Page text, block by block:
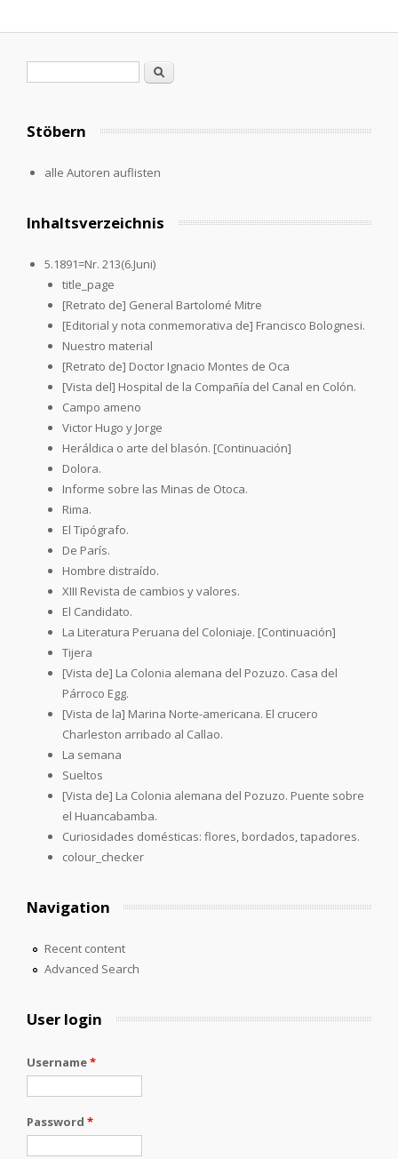
Search
Stöbern
alle Autoren auflisten
Inhaltsverzeichnis
5.1891=Nr. 213(6.Juni)
title_page
[Retrato de] General Bartolomé Mitre
[Editorial y nota conmemorativa de] Francisco Bolognesi.
Nuestro material
[Retrato de] Doctor Ignacio Montes de Oca
[Vista del] Hospital de la Compañía del Canal en Colón.
Campo ameno
Victor Hugo y Jorge
Heráldica o arte del blasón. [Continuación]
Dolora.
Informe sobre las Minas de Otoca.
Rima.
El Tipógrafo.
De París.
Hombre distraído.
XIII Revista de cambios y valores.
El Candidato.
La Literatura Peruana del Coloniaje. [Continuación]
Tijera
[Vista de] La Colonia alemana del Pozuzo. Casa del
Párroco Egg.
[Vista de la] Marina Norte-americana. El crucero
Charleston arribado al Callao.
La semana
Sueltos
[Vista de] La Colonia alemana del Pozuzo. Puente sobre
el Huancabamba.
Curiosidades domésticas: flores, bordados, tapadores.
colour_checker
Navigation
Recent content
Advanced Search
User login
Username*
Password *